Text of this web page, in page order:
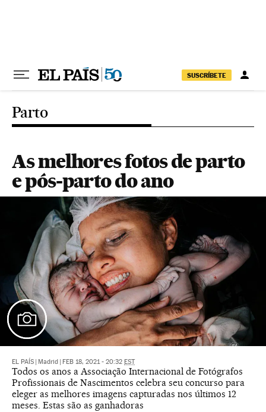
SUSCRÍBETE
Parto
As melhores fotos de parto
e pós-parto do ano
EL PAÍS Madrid FEB 18, 2021 - 20:32 EST
Todos os anos a Associação Internacional de Fotógrafos
Profissionais de Nascimentos celebra seu concurso para
eleger as melhores imagens capturadas nos últimos 12
meses. Estas são as ganhadoras